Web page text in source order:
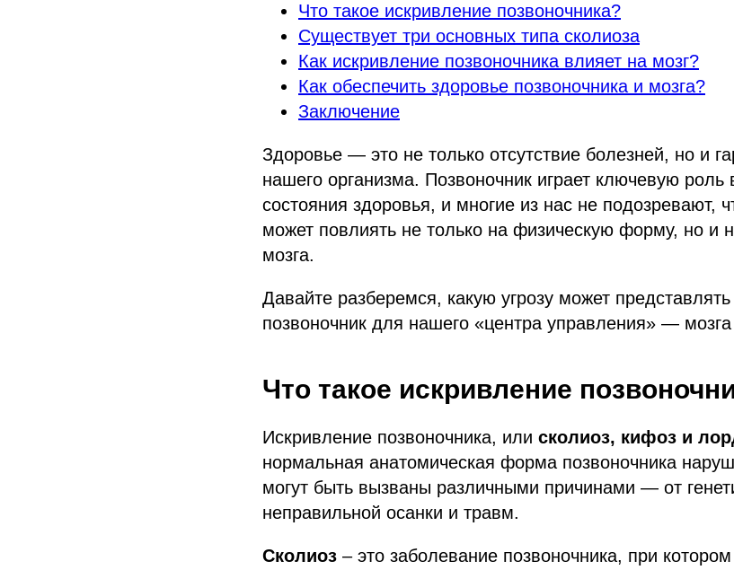
Что такое искривление позвоночника?
Существует три основных типа сколиоза
Как искривление позвоночника влияет на мозг?
Как обеспечить здоровье позвоночника и мозга?
Заключение
Здоровье — это не только отсутствие болезней, но и
нашего организма. Позвоночник играет ключевую
состояния здоровья, и многие из нас не подозревают,
может повлиять не только на физическую форму, но и
мозга.
Давайте разберемся, какую угрозу может
позвоночник для нашего «центра управления» — мозга
Что такое искривление
Искривление позвоночника, или сколиоз, кифоз и
нормальная анатомическая форма позвоночника
могут быть вызваны различными причинами — от
неправильной осанки и травм.
Сколиоз – это заболевание позвоночника, при